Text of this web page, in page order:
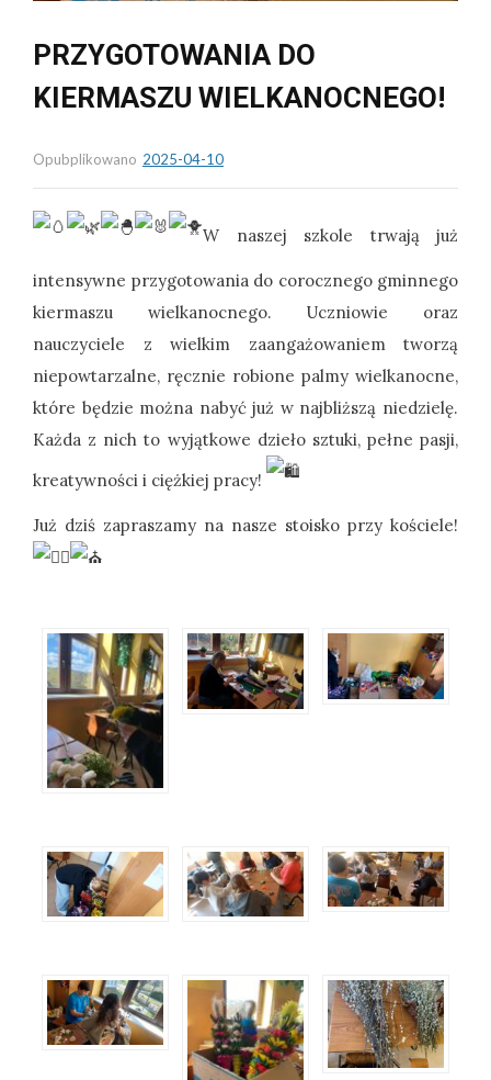
PRZYGOTOWANIA DO
KIERMASZU WIELKANOCNEGO!
Opubplikowano 2025-04-10
W naszej szkole trwają już
intensywne przygotowania do corocznego gminnego
kiermaszu wielkanocnego. Uczniowie oraz
nauczyciele z wielkim zaangażowaniem tworzą
niepowtarzalne, ręcznie robione palmy wielkanocne,
które będzie można nabyć już w najbliższą niedzielę.
Każda z nich to wyjątkowe dzieło sztuki, pełne pasji,
kreatywności i ciężkiej pracy!
Już dziś zapraszamy na nasze stoisko przy kościele!